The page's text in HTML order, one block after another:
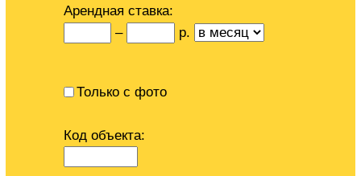
Арендная ставка:
–
р.
Только с фото
Код объекта: